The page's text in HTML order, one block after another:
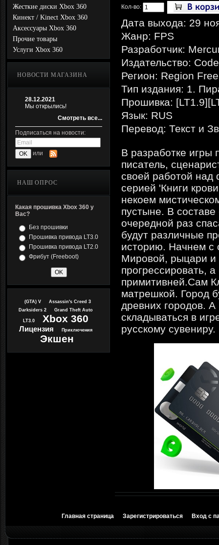
Жесткие диски Xbox 360
Кинект / Kinect Xbox 360
Аксессуары Xbox 360
Прочие товары
Услуги Xbox 360
НОВОСТИ МАГАЗИНА
28.12.2021
Мы открылись!
Смотреть все...
Подписаться на новости:
или
НАШ ОПРОС
Какая прошивка Xbox 360 у
Вас?
Без прошивки
Прошивка привода LT3.0
Прошивка привода LT2.0
Фрибут (Freeboot)
(GTA) V
Assassin's Creed 3
Darksiders 2
Grand Theft Auto
LT3.0 Xbox 360
Лицензия Приключения
Экшен
Кол-во:
Дата выхода: 29
Жанр: FPS
Разработчик:
Издательство:
Регион: Region Free
Тип издания: 1.
Прошивка:
Язык: RUS
Перевод: Текст и
В разработке игры
писатель,
своей работой
серией 'Книги
некоем
пустыне. В
очередной раз
будут различные
историю. Начнем с
Мировой, рыцари и
прогрессировать,
примитивней.Сам
матрешкой. Город
древних городов. А
складываться в
русскому сувениру.
Главная страница Зарегистрироваться Вход с